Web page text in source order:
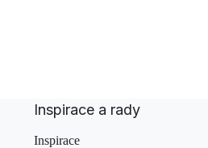
Inspirace a rady
Inspirace